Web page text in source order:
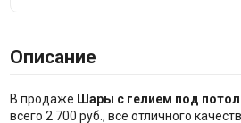
Описание
В продаже Шары с гелием под
всего 2 700 руб., все отличного